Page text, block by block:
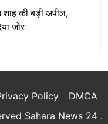
शाह की बड़ी अपील,
जोर
Policy
DMCA
Sahara News 24 .